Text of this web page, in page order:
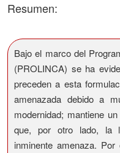
Resumen:
Bajo el marco del
(PROLINCA) se ha
preceden a esta
amenazada debido a
modernidad; mantiene
que, por otro lado, la
inminente amenaza.